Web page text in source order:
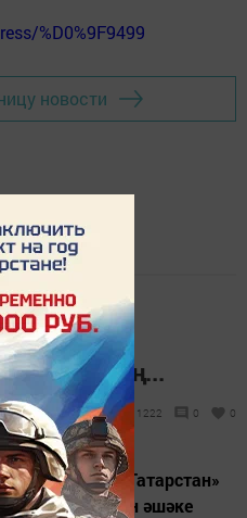
%D0%9F9499
новости
1222 0 0
район суды «Татарстан»
вәкаләтлесен әшәке